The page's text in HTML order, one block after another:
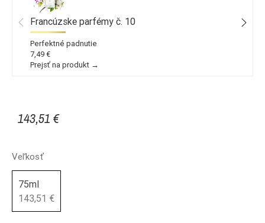
Francúzske parfémy č. 10
Perfektné padnutie
7,49 €
Prejsť na produkt →
143,51 €
Veľkosť
75ml
143,51 €